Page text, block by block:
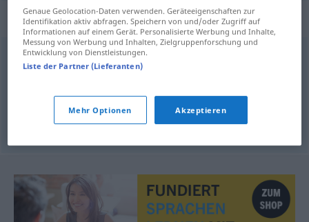
Synonyme für "kommunistisch"
sozialistisch,rot,links
bolschewistisch
Genaue Geolocation-Daten verwenden. Geräteeigenschaften zur
Identifikation aktiv abfragen. Speichern von und/oder Zugriff auf
Informationen auf einem Gerät. Personalisierte Werbung und Inhalte,
Messung von Werbung und Inhalten, Zielgruppenforschung und
Entwicklung von Dienstleistungen.
Liste der Partner (Lieferanten)
Mehr Optionen Akzeptieren